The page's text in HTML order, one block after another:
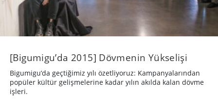
[Bigumigu’da 2015] Dövmenin Yükselişi
Bigumigu’da geçtiğimiz yılı özetliyoruz: Kampanyalarından
popüler kültür gelişmelerine kadar yılın akılda kalan dövme
işleri.